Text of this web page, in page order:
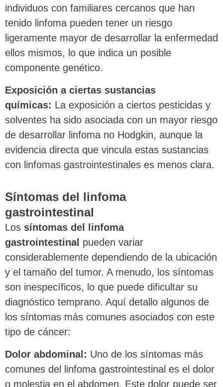
individuos con familiares cercanos que han
tenido linfoma pueden tener un riesgo
ligeramente mayor de desarrollar la enfermedad
ellos mismos, lo que indica un posible
componente genético.
Exposición a ciertas sustancias
químicas: La exposición a ciertos pesticidas y
solventes ha sido asociada con un mayor riesgo
de desarrollar linfoma no Hodgkin, aunque la
evidencia directa que vincula estas sustancias
con linfomas gastrointestinales es menos clara.
Síntomas del linfoma
gastrointestinal
Los síntomas del linfoma
gastrointestinal pueden variar
considerablemente dependiendo de la ubicación
y el tamaño del tumor. A menudo, los síntomas
son inespecíficos, lo que puede dificultar su
diagnóstico temprano. Aquí detallo algunos de
los síntomas más comunes asociados con este
tipo de cáncer:
Dolor abdominal: Uno de los síntomas más
comunes del linfoma gastrointestinal es el dolor
o molestia en el abdomen. Este dolor puede ser